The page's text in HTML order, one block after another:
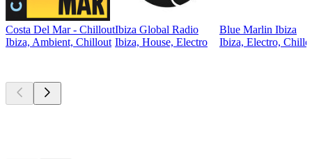
Costa Del Mar - Chillout
Ibiza, Ambient, Chillout
Ibiza Global Radio
Ibiza, House, Electro
Blue Marlin Ibiza
Ibiza, Electro,